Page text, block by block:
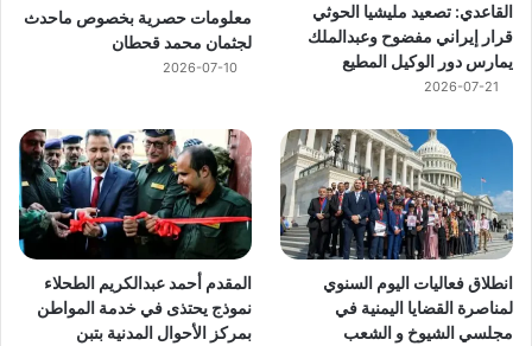
القاعدي: تصعيد مليشيا الحوثي
قرار إيراني مفضوح وعبدالملك
يمارس دور الوكيل المطيع
2026-07-21
معلومات حصرية بخصوص ماحدث
لجثمان محمد قحطان
2026-07-10
انطلاق فعاليات اليوم السنوي
لمناصرة القضايا اليمنية في
مجلسي الشيوخ و الشعب
المقدم أحمد عبدالكريم الطحلاء
نموذج يحتذى في خدمة المواطن
بمركز الأحوال المدنية بتبن